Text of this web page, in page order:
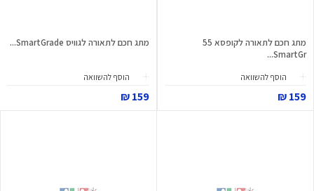
מתג חכם לתאורה לקופסא 55
SmartGr...
הוסף להשוואה
159 ₪
מתג חכם לתאורה לגוויס SmartGrade...
הוסף להשוואה
159 ₪